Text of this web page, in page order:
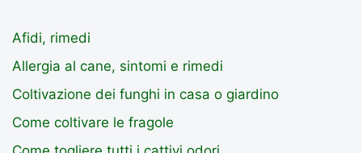
Afidi, rimedi
Allergia al cane, sintomi e rimedi
Coltivazione dei funghi in casa o giardino
Come coltivare le fragole